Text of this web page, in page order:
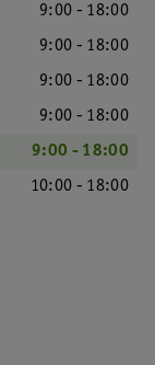
9:00 - 18:00
9:00 - 18:00
9:00 - 18:00
9:00 - 18:00
9:00 - 18:00
10:00 - 18:00